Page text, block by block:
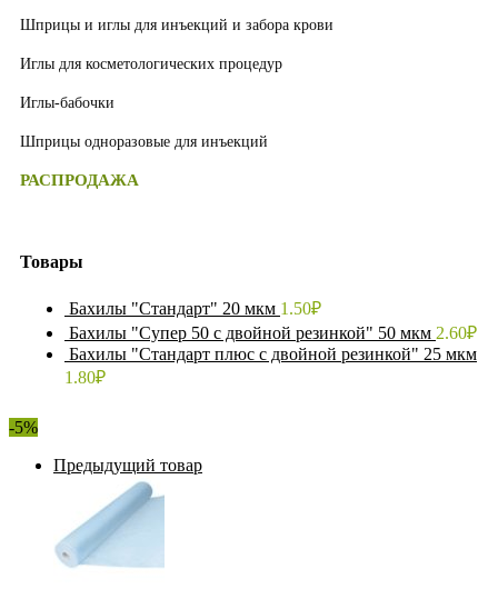
Шприцы и иглы для инъекций и забора крови
Иглы для косметологических процедур
Иглы-бабочки
Шприцы одноразовые для инъекций
РАСПРОДАЖА
Товары
Бахилы "Стандарт" 20 мкм 1.50₽
Бахилы "Супер 50 с двойной резинкой" 50 мкм 2.60₽
Бахилы "Стандарт плюс с двойной резинкой" 25 мкм
1.80₽
-5%
Предыдущий товар